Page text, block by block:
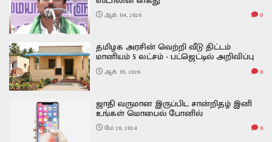
ஆக. 04, 2026 0
தமிழக அரசின் வெற்றி வீடு திட்டம்
மானியம் 5 லட்சம் - பட்ஜெட்டில் அறிவிப்பு
ஆக. 05, 2026 0
ஜாதி வருமான இருப்பிட சான்றிதழ் இனி
உங்கள் மொபைல் போனில்
விண்ணப்பிக்கலாம் ..எப்படி
விண்ணப்பிப்பது.... how to apply
மே 20, 2024 0